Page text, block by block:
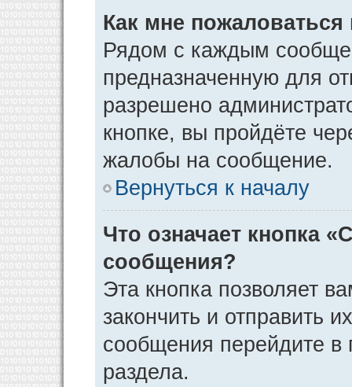
Как мне
Рядом с каждым
предназначенную для
разрешено
кнопке, вы пройдёте
жалобы на сообщение.
Вернуться к началу
Что означает кнопка
сообщения?
Эта кнопка позволяет
закончить и отправить
сообщения перейдите в
раздела.